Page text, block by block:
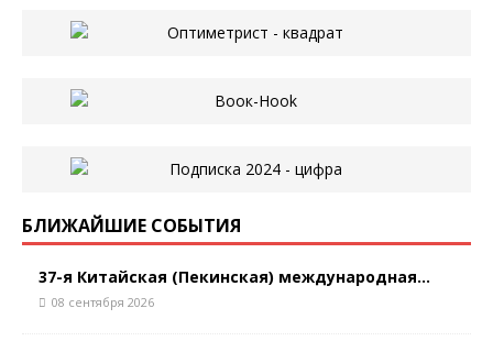
БЛИЖАЙШИЕ СОБЫТИЯ
37-я Китайская (Пекинская) международная...
08 сентября 2026